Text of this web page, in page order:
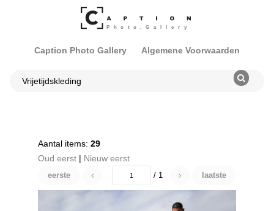
Caption Photo Gallery Algemene Voorwaarden
Aantal items: 29
Oud eerst | Nieuw eerst
eerste / 1 laatste